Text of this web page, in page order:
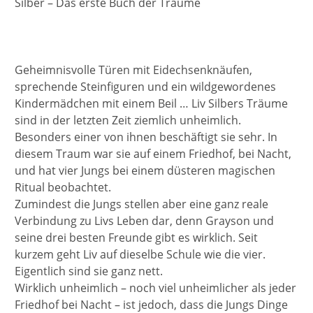
Geheimnisvolle Türen mit Eidechsenknäufen,
sprechende Steinfiguren und ein wildgewordenes
Kindermädchen mit einem Beil … Liv Silbers Träume
sind in der letzten Zeit ziemlich unheimlich.
Besonders einer von ihnen beschäftigt sie sehr. In
diesem Traum war sie auf einem Friedhof, bei Nacht,
und hat vier Jungs bei einem düsteren magischen
Ritual beobachtet.
Zumindest die Jungs stellen aber eine ganz reale
Verbindung zu Livs Leben dar, denn Grayson und
seine drei besten Freunde gibt es wirklich. Seit
kurzem geht Liv auf dieselbe Schule wie die vier.
Eigentlich sind sie ganz nett.
Wirklich unheimlich – noch viel unheimlicher als jeder
Friedhof bei Nacht – ist jedoch, dass die Jungs Dinge